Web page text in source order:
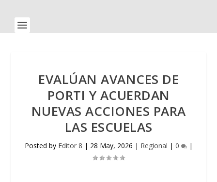
EVALÚAN AVANCES DE
PORTI Y ACUERDAN
NUEVAS ACCIONES PARA
LAS ESCUELAS
Posted by Editor 8 | 28 May, 2026 | Regional | 0 |